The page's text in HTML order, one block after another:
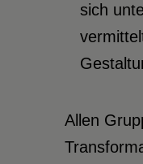
sich
Allen